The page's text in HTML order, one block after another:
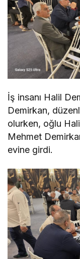
İş insanı Halil
Demirkan,
olurken, oğlu
Mehmet
evine girdi.